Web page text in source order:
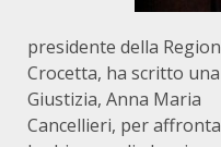
presidente della
Crocetta, ha scritto
Giustizia, Anna Maria
Cancellieri, per